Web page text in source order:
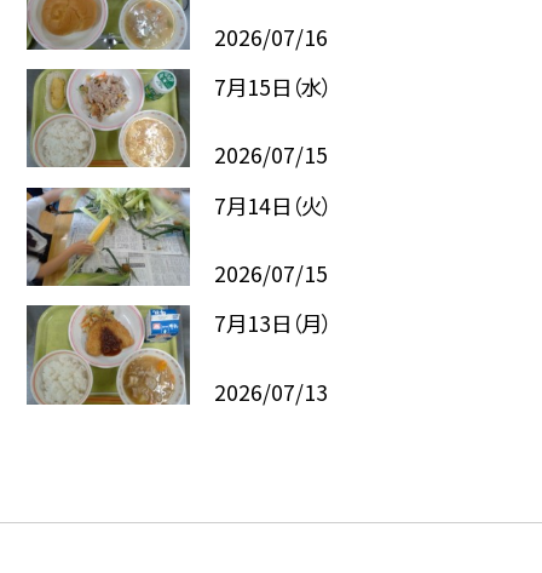
2026/07/16
7月15日（水）
2026/07/15
7月14日（火）
2026/07/15
7月13日（月）
2026/07/13